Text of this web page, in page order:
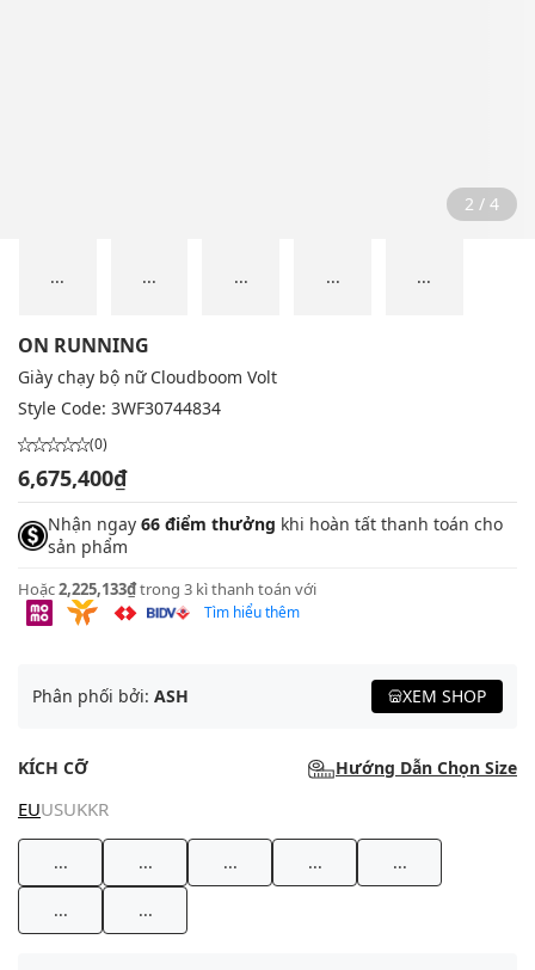
2 / 4
... ... ... ... ...
ON RUNNING
Giày chạy bộ nữ Cloudboom Volt
Style Code: 3WF30744834
(0)
6,675,400₫
Nhận ngay 66 điểm thưởng khi hoàn tất thanh toán cho
sản phẩm
Hoặc2,225,133₫trong 3 kì thanh toán với
Tìm hiểu thêm
Phân phối bởi: ASH XEM SHOP
KÍCH CỠ Hướng Dẫn Chọn Size
EUUSUKKR
... ... ... ... ...
... ...